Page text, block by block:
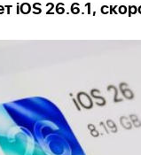
iOS 26.6.1,